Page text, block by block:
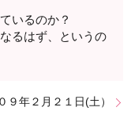
いるのか？
るはず、というの
９年２月２１日(土）